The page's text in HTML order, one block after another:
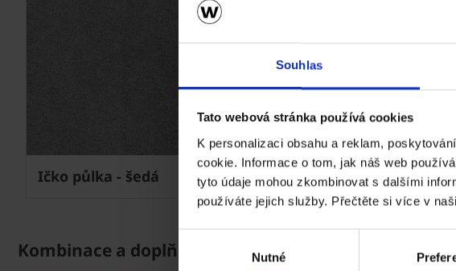
Souhlas
Tato webová stránka používá cookies
K personalizaci obsahu a reklam,
cookie. Informace o tom, jak náš web
tyto údaje mohou zkombinovat s dalšími
používáte jejich služby. Přečtěte si více v
Nutné
Ičko půlka - šedá Ičko půlka - šedá
Kombinace a doplňky